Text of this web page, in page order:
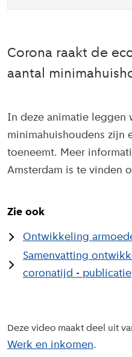
Corona raakt de
aantal
In deze animatie leggen
minimahuishoudens zijn
toeneemt. Meer
Amsterdam is te vinden
Zie ook
Ontwikkeling
Samenvatting
coronatijd - publicatie
Deze video maakt deel uit
Werk en inkomen